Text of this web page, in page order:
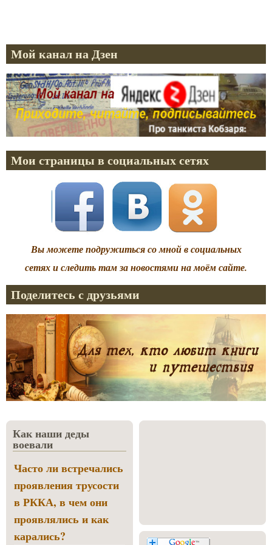
Мой канал на Дзен
Мои страницы в социальных сетях
Вы можете подружиться со мной в социальных
сетях и следить там за новостями на моём сайте.
Поделитесь с друзьями
Как наши деды
воевали
Часто ли встречались
проявления трусости
в РККА, в чем они
проявлялись и как
карались?